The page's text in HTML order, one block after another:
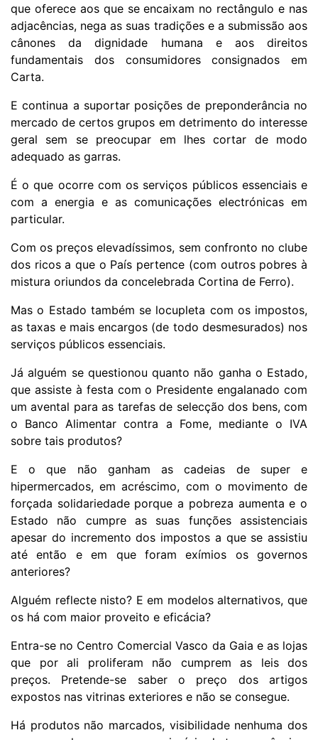
que oferece aos que se encaixam no rectângulo e nas
adjacências, nega as suas tradições e a submissão aos
cânones da dignidade humana e aos direitos
fundamentais dos consumidores consignados em
Carta.
E continua a suportar posições de preponderância no
mercado de certos grupos em detrimento do interesse
geral sem se preocupar em lhes cortar de modo
adequado as garras.
É o que ocorre com os serviços públicos essenciais e
com a energia e as comunicações electrónicas em
particular.
Com os preços elevadíssimos, sem confronto no clube
dos ricos a que o País pertence (com outros pobres à
mistura oriundos da concelebrada Cortina de Ferro).
Mas o Estado também se locupleta com os impostos,
as taxas e mais encargos (de todo desmesurados) nos
serviços públicos essenciais.
Já alguém se questionou quanto não ganha o Estado,
que assiste à festa com o Presidente engalanado com
um avental para as tarefas de selecção dos bens, com
o Banco Alimentar contra a Fome, mediante o IVA
sobre tais produtos?
E o que não ganham as cadeias de super e
hipermercados, em acréscimo, com o movimento de
forçada solidariedade porque a pobreza aumenta e o
Estado não cumpre as suas funções assistenciais
apesar do incremento dos impostos a que se assistiu
até então e em que foram exímios os governos
anteriores?
Alguém reflecte nisto? E em modelos alternativos, que
os há com maior proveito e eficácia?
Entra-se no Centro Comercial Vasco da Gaia e as lojas
que por ali proliferam não cumprem as leis dos
preços. Pretende-se saber o preço dos artigos
expostos nas vitrinas exteriores e não se consegue.
Há produtos não marcados, visibilidade nenhuma dos